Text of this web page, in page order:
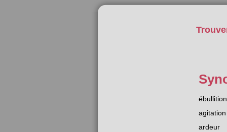
ébullition
agitation
ardeur